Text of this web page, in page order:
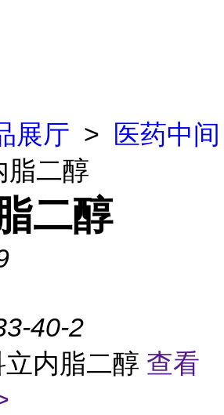
展厅 >
医药中间
脂二醇
二醇
40-2
立内脂二醇 查看